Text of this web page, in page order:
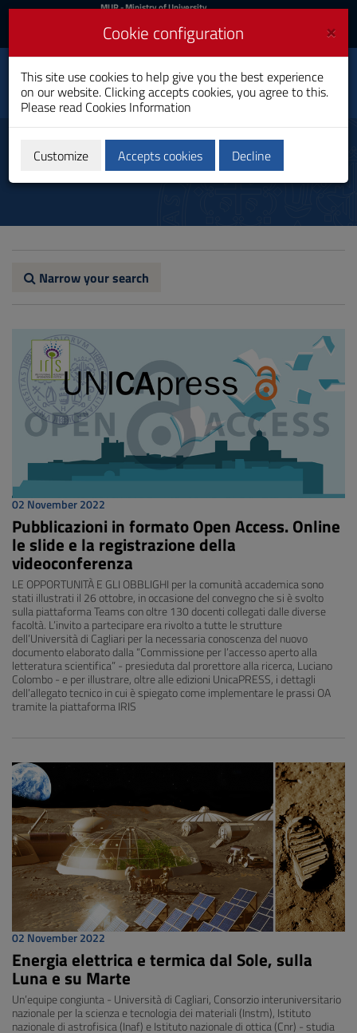
Skip
Content
to
Go
MIUR
Login
MUR- Ministry of University
Login UniCA News
Toggle
navigation
University of
Cagliari
News
Narrow your search
02 November 2022
Pubblicazioni in formato Open Access. Online
le slide e la registrazione della
videoconferenza
LE OPPORTUNITÀ E GLI OBBLIGHI per la comunità accademica sono
stati illustrati il 26 ottobre, in occasione del convegno che si è svolto
sulla piattaforma Teams con oltre 130 docenti collegati dalle diverse
facoltà. L’invito a partecipare era rivolto a tutte le strutture
dell’Università di Cagliari per la necessaria conoscenza del nuovo
documento elaborato dalla “Commissione per l’accesso aperto alla
letteratura scientifica” - presieduta dal prorettore alla ricerca, Luciano
Colombo - e per illustrare, oltre alle edizioni UnicaPRESS, i dettagli
dell’allegato tecnico in cui è spiegato come implementare le prassi OA
tramite la piattaforma IRIS
02 November 2022
Energia elettrica e termica dal Sole, sulla
Luna e su Marte
Un’equipe congiunta - Università di Cagliari, Consorzio interuniversitario
nazionale per la scienza e tecnologia dei materiali (Instm), Istituto
nazionale di astrofisica (Inaf) e Istituto nazionale di ottica (Cnr) - studia
×
Cookie configuration
This site use cookies to help give you the best experience
on our website. Clicking accepts cookies, you agree to this.
Please read Cookies Information
Customize Accepts cookies Decline